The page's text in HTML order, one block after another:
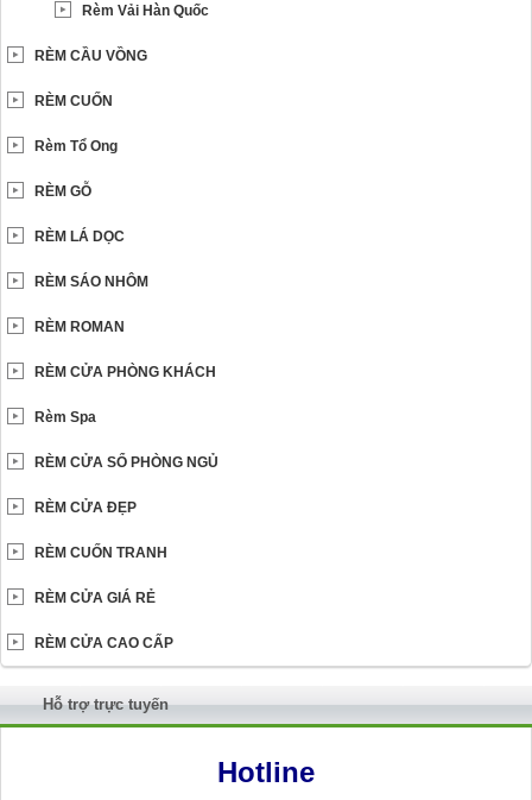
Rèm Vải Hàn Quốc
RÈM CẦU VỒNG
RÈM CUỐN
Rèm Tổ Ong
RÈM GỖ
RÈM LÁ DỌC
RÈM SÁO NHÔM
RÈM ROMAN
RÈM CỬA PHÒNG KHÁCH
Rèm Spa
RÈM CỬA SỔ PHÒNG NGỦ
RÈM CỬA ĐẸP
RÈM CUỐN TRANH
RÈM CỬA GIÁ RẺ
RÈM CỬA CAO CẤP
Hỗ trợ trực tuyến
Hotline